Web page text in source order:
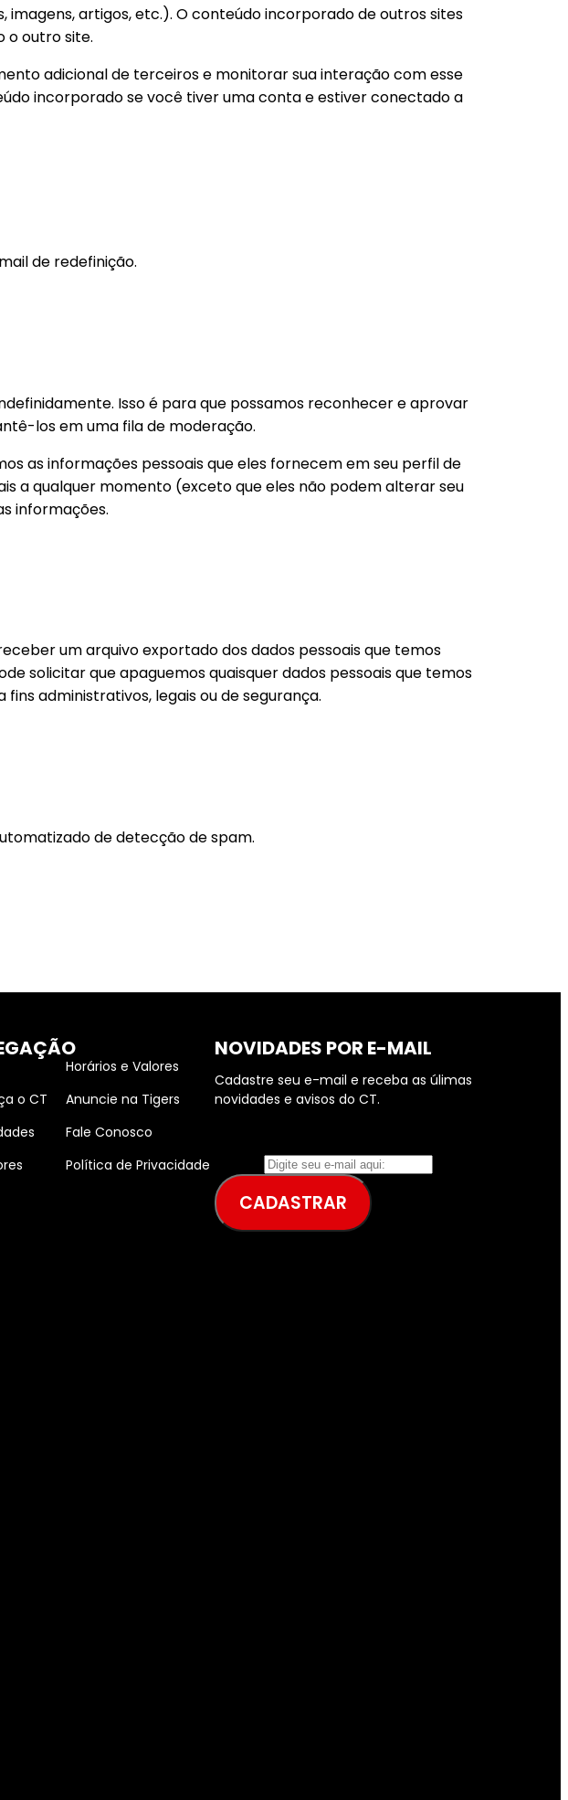
artigos, etc.). O conteúdo incorporado de outros sites
o outro site.
adicional de terceiros e monitorar sua interação com esse
incorporado se você tiver uma conta e estiver conectado a
de redefinição.
Isso é para que possamos reconhecer e aprovar
los em uma fila de moderação.
as informações pessoais que eles fornecem em seu perfil de
a qualquer momento (exceto que eles não podem alterar seu
informações.
um arquivo exportado dos dados pessoais que temos
solicitar que apaguemos quaisquer dados pessoais que temos
administrativos, legais ou de segurança.
de detecção de spam.
o CT
Horários e Valores
Anuncie na Tigers
Fale Conosco
Política de Privacidade
NOVIDADES POR E-MAIL
Cadastre seu e-mail e receba as úlimas
novidades e avisos do CT.
mail
CADASTRAR